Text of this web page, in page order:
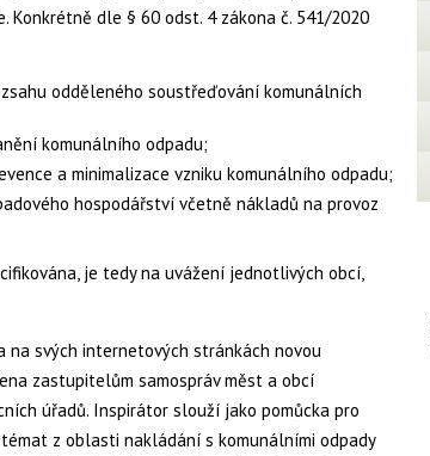
. Konkrétně dle § 60 odst. 4 zákona č. 541/2020
odděleného soustřeďování komunálních
komunálního odpadu;
a minimalizace vzniku komunálního odpadu;
hospodářství včetně nákladů na provoz
je tedy na uvážení jednotlivých obcí,
na svých internetových stránkách novou
zastupitelům samospráv měst a obcí
úřadů. Inspirátor slouží jako pomůcka pro
z oblasti nakládání s komunálními odpady